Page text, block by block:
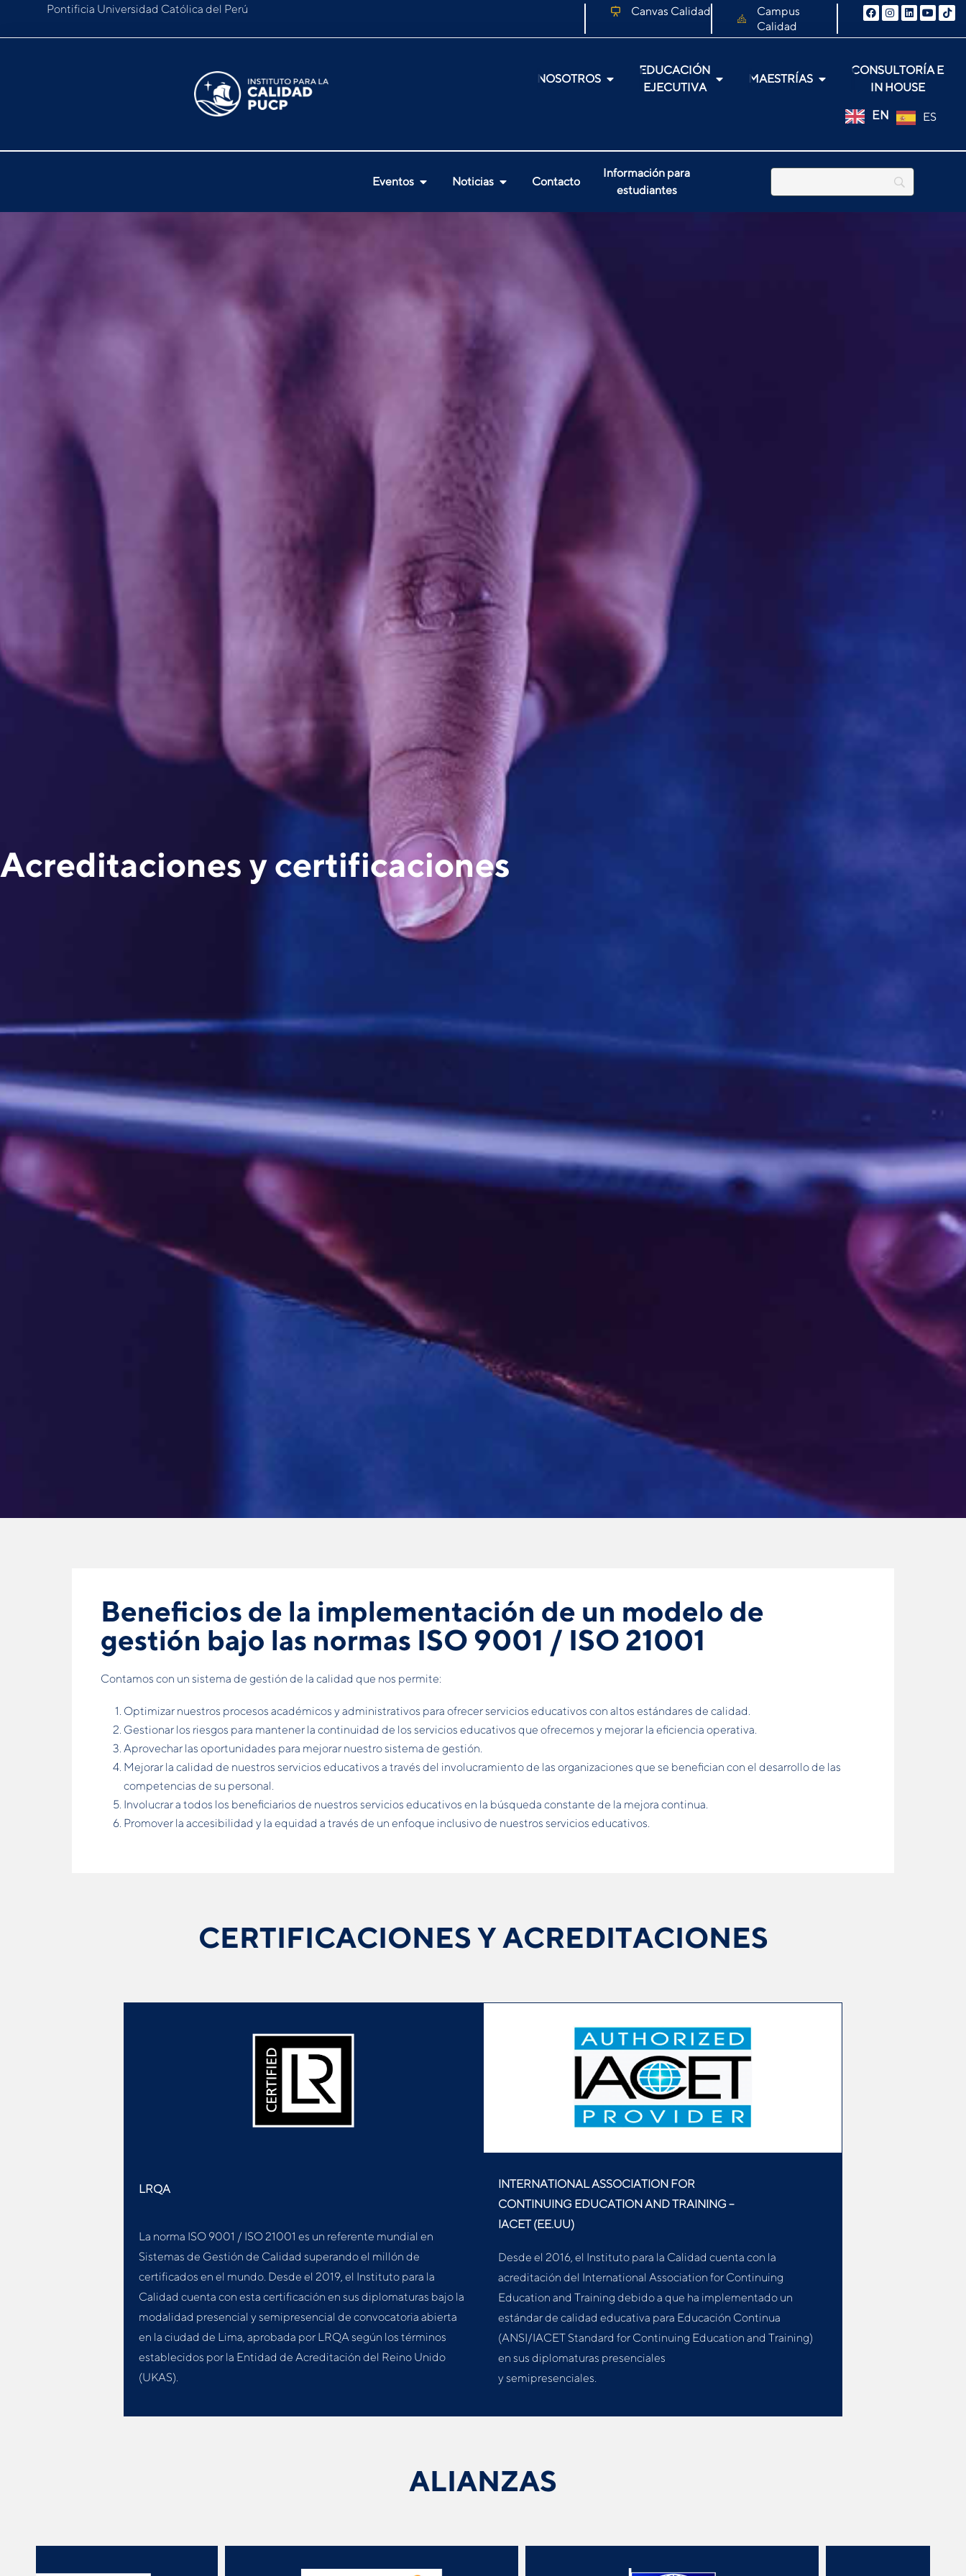
Pontificia Universidad Católica del Perú Canvas Calidad
Campus
Calidad
NOSOTROS
EDUCACIÓN
EJECUTIVA
MAESTRÍAS
CONSULTORÍA E
IN HOUSE
EN ES
Eventos Noticias Contacto
Información para
estudiantes
Acreditaciones y certificaciones
Beneﬁcios de la implementación de un modelo de
gestión bajo las normas ISO 9001 / ISO 21001
Contamos con un sistema de gestión de la calidad que nos permite:
Optimizar nuestros procesos académicos y administrativos para ofrecer servicios educativos con altos estándares de calidad.
Gestionar los riesgos para mantener la continuidad de los servicios educativos que ofrecemos y mejorar la eﬁciencia operativa.
Aprovechar las oportunidades para mejorar nuestro sistema de gestión.
Mejorar la calidad de nuestros servicios educativos a través del involucramiento de las organizaciones que se beneﬁcian con el desarrollo de las
competencias de su personal.
Involucrar a todos los beneﬁciarios de nuestros servicios educativos en la búsqueda constante de la mejora continua.
Promover la accesibilidad y la equidad a través de un enfoque inclusivo de nuestros servicios educativos.
CERTIFICACIONES Y ACREDITACIONES
LRQA
La norma ISO 9001 / ISO 21001 es un referente mundial en
Sistemas de Gestión de Calidad superando el millón de
certificados en el mundo. Desde el 2019, el Instituto para la
Calidad cuenta con esta certificación en sus diplomaturas bajo la
modalidad presencial y semipresencial de convocatoria abierta
en la ciudad de Lima, aprobada por LRQA según los términos
establecidos por la Entidad de Acreditación del Reino Unido
(UKAS).
INTERNATIONAL ASSOCIATION FOR
CONTINUING EDUCATION AND TRAINING –
IACET (EE.UU)
Desde el 2016, el Instituto para la Calidad cuenta con la
acreditación del International Association for Continuing
Education and Training debido a que ha implementado un
estándar de calidad educativa para Educación Continua
(ANSI/IACET Standard for Continuing Education and Training)
en sus diplomaturas presenciales
y semipresenciales.
ALIANZAS